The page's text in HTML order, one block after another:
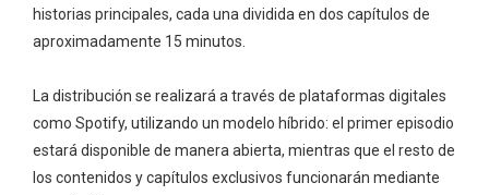
historias principales, cada una dividida en dos capítulos de
aproximadamente 15 minutos.
La distribución se realizará a través de plataformas digitales
como Spotify, utilizando un modelo híbrido: el primer episodio
estará disponible de manera abierta, mientras que el resto de
los contenidos y capítulos exclusivos funcionarán mediante